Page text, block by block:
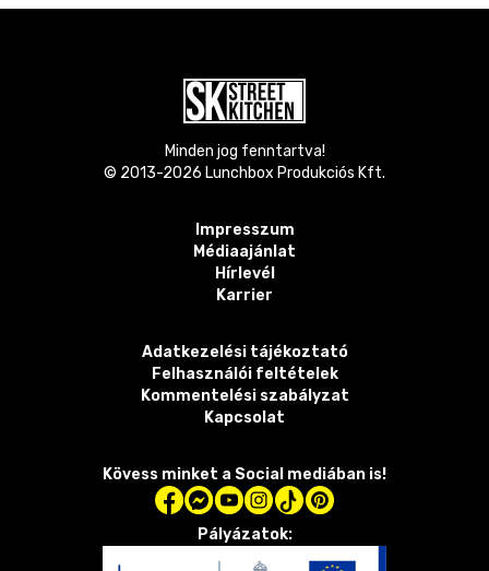
Minden jog fenntartva!
© 2013-2026 Lunchbox Produkciós Kft.
Impresszum
Médiaajánlat
Hírlevél
Karrier
Adatkezelési tájékoztató
Felhasználói feltételek
Kommentelési szabályzat
Kapcsolat
Kövess minket a Social mediában is!
Pályázatok: